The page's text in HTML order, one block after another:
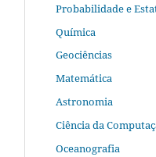
Probabilidade e
Química
Geociências
Matemática
Astronomia
Ciência da
Oceanografia